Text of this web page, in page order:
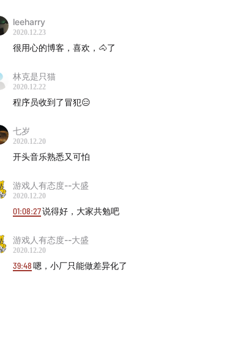
自下而上，自上而下的创意过程 / 小棉花 郭亮《游
》/ 胖布丁工作室《迷失岛》
结尾
结结语 （BGM：《永远的长安城》）“快做一个好
年，《家用电脑与游戏》曾刊登过一篇对姚晓光的
天美也还未诞生。不过那篇文章结尾的感言，倒是
：“ 当不成熟的我们加入不成熟的中国游戏研发业时，
名气，即便做了 5 、 6 年开发，也还是小学生。只
的在上三年级，有的还是学前班。大家都在学习，没
托马斯之颅《2020游戏公司转型潮：谁会掉队？谁
leeharry
2020.12.23
很用心的博客，喜欢，🐴了
林克是只猫
2020.12.22
程序员收到了冒犯😑
七岁
2020.12.20
开头音乐熟悉又可怕
游戏人有态度--大盛
2020.12.20
01:08:27说得好，大家共勉吧
游戏人有态度--大盛
2020.12.20
39:48嗯，小厂只能做差异化了